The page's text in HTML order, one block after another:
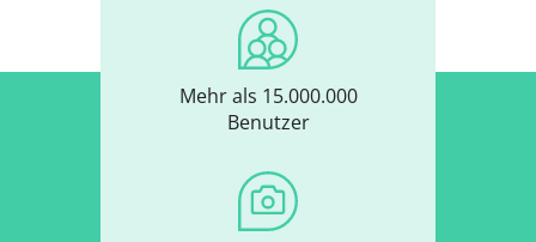
Mehr als 15.000.000
Benutzer